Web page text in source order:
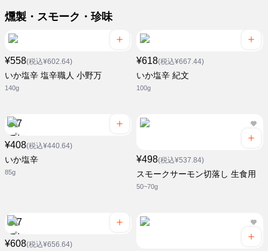
燻製・スモーク・珍味
¥558(税込¥602.64)
いか塩辛 塩辛職人 小野万
140g
¥618(税込¥667.44)
いか塩辛 紀文
100g
¥408(税込¥440.64)
いか塩辛
85g
¥498(税込¥537.84)
スモークサーモン切落し 生食用
50~70g
¥608(税込¥656.64)